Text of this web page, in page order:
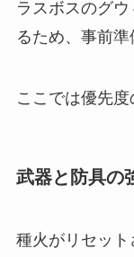
ラスボスのグ
るため、事前準
ここでは優先度
武器と防具の
種火がリセッ